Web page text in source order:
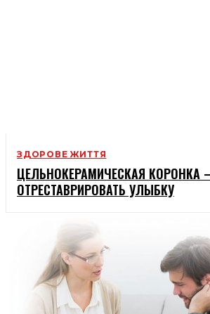
ЗДОРОВЕ ЖИТТЯ
ЦЕЛЬНОКЕРАМИЧЕСКАЯ КОРОНКА
ОТРЕСТАВРИРОВАТЬ УЛЫБКУ